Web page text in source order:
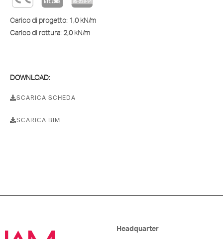
Carico di progetto: 1,0 kN/m
Carico di rottura: 2,0 kN/m
DOWNLOAD:
SCARICA SCHEDA
SCARICA BIM
Headquarter